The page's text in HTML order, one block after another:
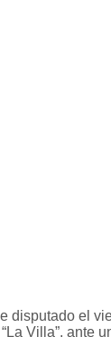
disputado el
Villa”, ante